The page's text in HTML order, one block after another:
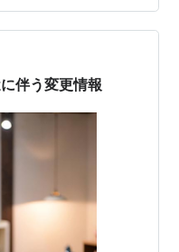
ッチャー型の花器も人
ご覧いただけます。
、数納さんが在廊し
伴う変更情報